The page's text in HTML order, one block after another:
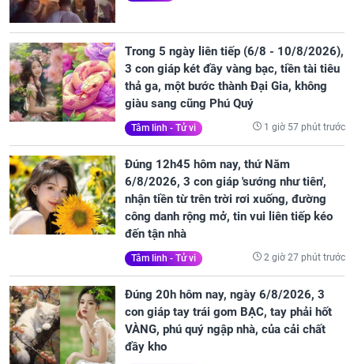
Trong 5 ngày liên tiếp (6/8 - 10/8/2026),
3 con giáp két đầy vàng bạc, tiền tài tiêu
thả ga, một bước thành Đại Gia, không
giàu sang cũng Phú Quý
Tâm linh - Tử vi 1 giờ 57 phút trước
Đúng 12h45 hôm nay, thứ Năm
6/8/2026, 3 con giáp 'sướng như tiên',
nhận tiền từ trên trời rơi xuống, đường
công danh rộng mở, tin vui liên tiếp kéo
đến tận nhà
Tâm linh - Tử vi 2 giờ 27 phút trước
Đúng 20h hôm nay, ngày 6/8/2026, 3
con giáp tay trái gom BẠC, tay phải hốt
VÀNG, phú quý ngập nhà, của cải chất
đầy kho